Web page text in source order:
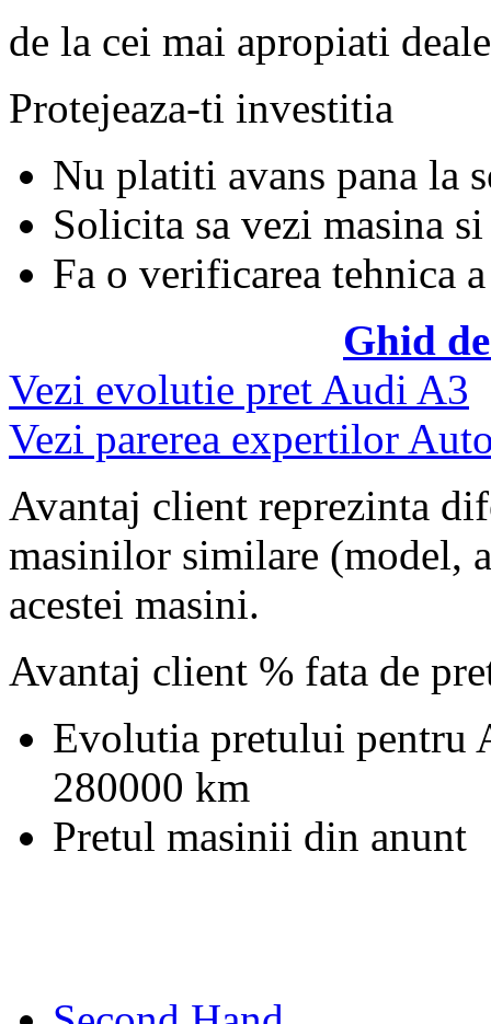
de la cei mai apropiati
Protejeaza-ti investitia
Nu platiti avans pana la
Solicita sa vezi masina si
Fa o verificarea tehnica
Ghid
Vezi evolutie pret Audi A3
Vezi parerea expertilor
Avantaj client reprezinta
masinilor similare (model,
acestei masini.
Avantaj client % fata de
Evolutia pretului pentru
280000 km
Pretul masinii din anunt